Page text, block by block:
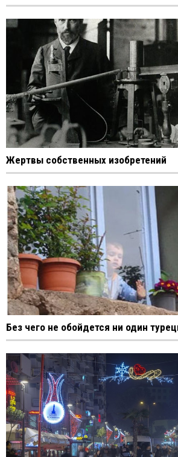
Жертвы собственных изобретений
Без чего не обойдется ни один